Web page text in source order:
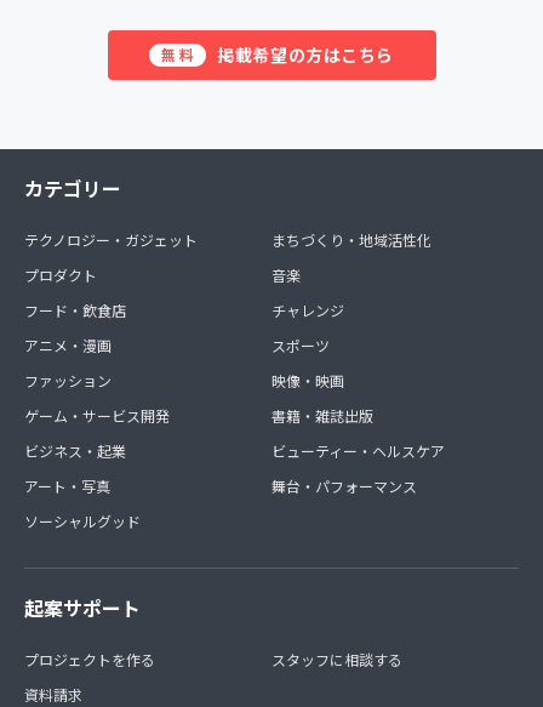
無料 掲載希望の方はこちら
カテゴリー
テクノロジー・ガジェット
プロダクト
フード・飲食店
アニメ・漫画
ファッション
ゲーム・サービス開発
ビジネス・起業
アート・写真
ソーシャルグッド
まちづくり・地域活性化
音楽
チャレンジ
スポーツ
映像・映画
書籍・雑誌出版
ビューティー・ヘルスケア
舞台・パフォーマンス
起案サポート
プロジェクトを作る
資料請求
スタッフに相談する